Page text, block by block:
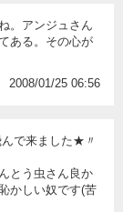
。アンジュさん
ある。その心が
2008/01/25 06:56
で来ました★〃
とう虫さん良か
かしい奴です(苦